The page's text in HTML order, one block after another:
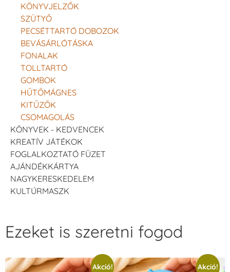
KÖNYVJELZŐK
SZÜTYŐ
PECSÉTTARTÓ DOBOZOK
BEVÁSÁRLÓTÁSKA
FONALAK
TOLLTARTÓ
GOMBOK
HŰTŐMÁGNES
KITŰZŐK
CSOMAGOLÁS
KÖNYVEK - KEDVENCEK
KREATÍV JÁTÉKOK
FOGLALKOZTATÓ FÜZET
AJÁNDÉKKÁRTYA
NAGYKERESKEDELEM
KULTÚRMASZK
Ezeket is szeretni fogod
Akció! Akció!